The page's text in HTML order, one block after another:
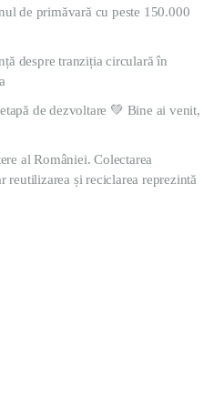
de primăvară cu peste 150.000
despre tranziția circulară în
de dezvoltare 💚 Bine ai venit,
al României. Colectarea
reutilizarea și reciclarea reprezintă